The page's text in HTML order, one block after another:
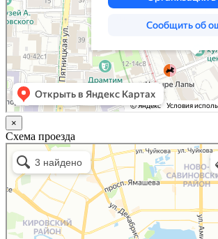
×
Схема проезда
Казань
Малый Татарский переулок, 8 на карте Москвы,
Яндекс.Карты